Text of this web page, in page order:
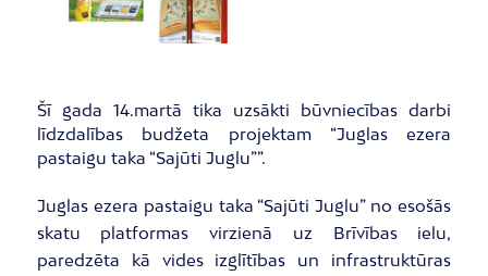
Šī gada 14.martā tika uzsākti būvniecības darbi
līdzdalības budžeta projektam “Juglas ezera
pastaigu taka “Sajūti Juglu””.
Juglas ezera pastaigu taka “Sajūti Juglu” no esošās
skatu platformas virzienā uz Brīvības ielu,
paredzēta kā vides izglītības un infrastruktūras